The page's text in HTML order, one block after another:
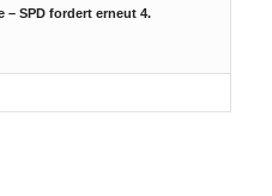
– SPD fordert erneut 4.